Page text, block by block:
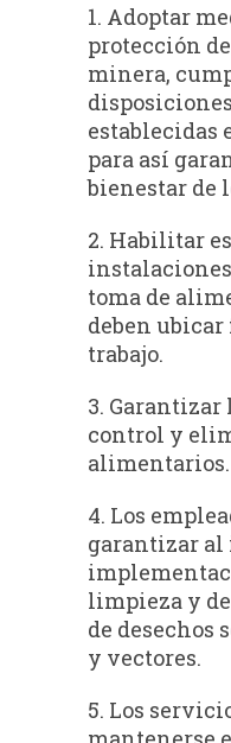
1. Adoptar
protección
minera,
establecidas
para así
bienestar de
2. Habilitar
instalaciones
toma de
deben ubicar
trabajo.
3. Garantizar
control y
alimentarios.
4. Los
garantizar al
limpieza y
de desechos
y vectores.
5. Los